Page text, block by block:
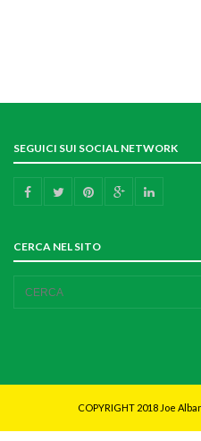
SEGUICI SUI SOCIAL NETWORK
CERCA NEL SITO
COPYRIGHT 2018 Joe